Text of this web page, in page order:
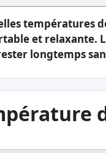
températures
et relaxante.
longtemps